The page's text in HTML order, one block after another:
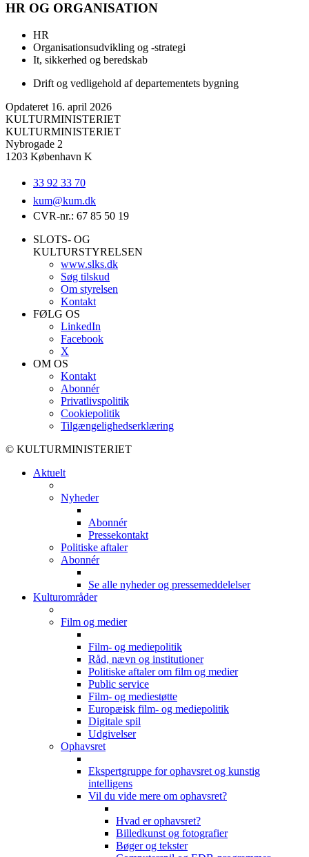
HR OG ORGANISATION
HR
Organisationsudvikling og -strategi
It, sikkerhed og beredskab
Drift og vedligehold af departementets bygning
Opdateret 16. april 2026
KULTURMINISTERIET
KULTURMINISTERIET
Nybrogade 2
1203 København K
33 92 33 70
kum@kum.dk
CVR-nr.: 67 85 50 19
SLOTS- OG
KULTURSTYRELSEN
www.slks.dk
Søg tilskud
Om styrelsen
Kontakt
FØLG OS
LinkedIn
Facebook
X
OM OS
Kontakt
Abonnér
Privatlivspolitik
Cookiepolitik
Tilgængelighedserklæring
© KULTURMINISTERIET
Aktuelt
Nyheder
Abonnér
Pressekontakt
Politiske aftaler
Abonnér
Se alle nyheder og pressemeddelelser
Kulturområder
Film og medier
Film- og mediepolitik
Råd, nævn og institutioner
Politiske aftaler om film og medier
Public service
Film- og mediestøtte
Europæisk film- og mediepolitik
Digitale spil
Udgivelser
Ophavsret
Ekspertgruppe for ophavsret og kunstig
intelligens
Vil du vide mere om ophavsret?
Hvad er ophavsret?
Billedkunst og fotografier
Bøger og tekster